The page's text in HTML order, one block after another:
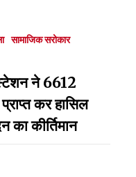
सामाजिक सरोकार
स्टेशन ने 6612
कर हासिल
का कीर्तिमान